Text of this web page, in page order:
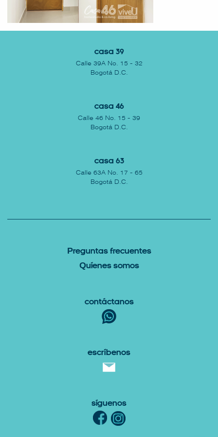
Casa 39
Calle 39A No. 15 - 32
Bogotá D.C.
Casa 46
Calle 46 No. 15 - 39
Bogotá D.C.
Casa 63
Calle 63A No. 17 - 65
Bogotá D.C.
Preguntas Frecuentes
Quíenes somos
Contáctanos
escríbenos
Síguenos